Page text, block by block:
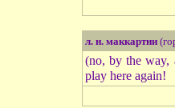
л. н. маккартни
(no, by the way,
play here again!